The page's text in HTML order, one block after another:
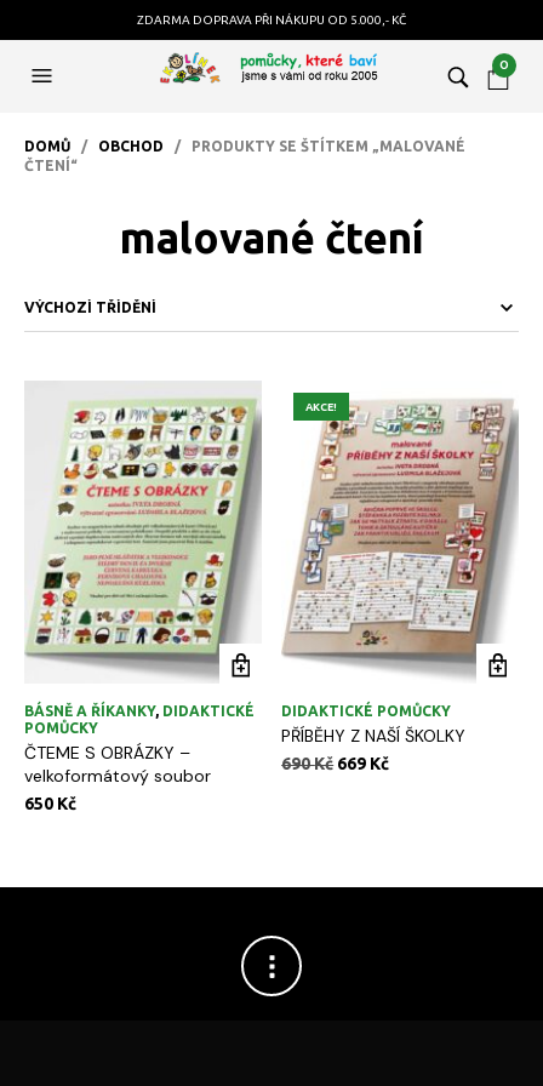
ZDARMA DOPRAVA PŘI NÁKUPU OD 5.000,- KČ
0
DOMŮ / OBCHOD / PRODUKTY SE ŠTÍTKEM „MALOVANÉ
ČTENÍ“
malované čtení
BÁSNĚ A ŘÍKANKY, DIDAKTICKÉ
POMŮCKY
ČTEME S OBRÁZKY –
velkoformátový soubor
650 Kč
AKCE!
DIDAKTICKÉ POMŮCKY
PŘÍBĚHY Z NAŠÍ ŠKOLKY
690Kč Původní
669 KčAktuální